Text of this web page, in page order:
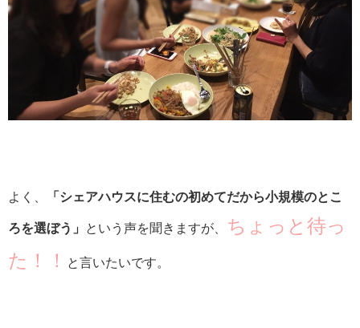
よく、 「シェアハウスに住むの初めてだから小規模のとこ
ろを選ぼう」 という声を聞きますが、
ちょっと待っ
た！！
と言いたいです。